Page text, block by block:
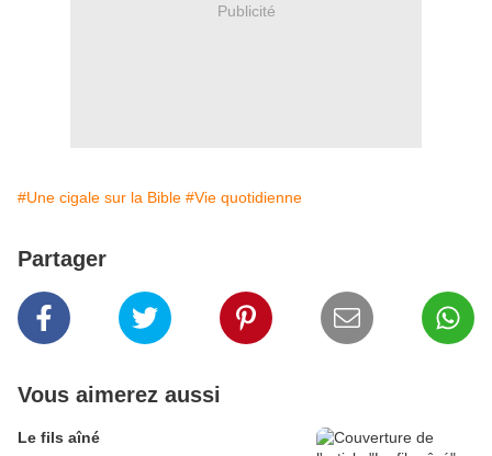
Publicité
#Une cigale sur la Bible #Vie quotidienne
Partager
Vous aimerez aussi
Le fils aîné